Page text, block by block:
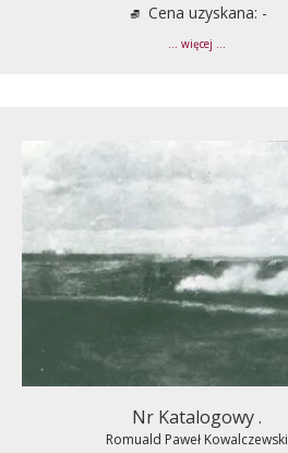
Cena uzyskana: -
... więcej ...
Nr Katalogowy .
Romuald Paweł Kowalczewski